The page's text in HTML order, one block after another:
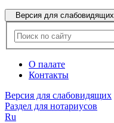
Версия для слабовидящих
О палате
Контакты
Версия для слабовидящих
Раздел для нотариусов
Ru